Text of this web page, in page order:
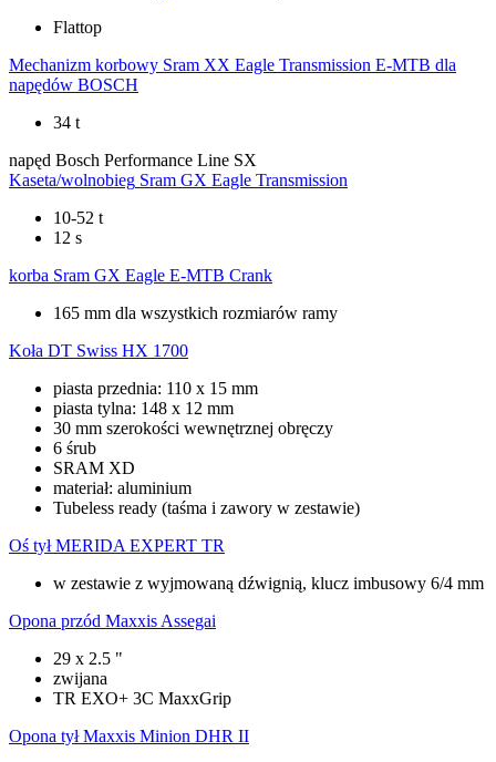
Flattop
Mechanizm korbowy Sram XX Eagle Transmission E-MTB dla
napędów BOSCH
34 t
napęd Bosch Performance Line SX
Kaseta/wolnobieg Sram GX Eagle Transmission
10-52 t
12 s
korba Sram GX Eagle E-MTB Crank
165 mm dla wszystkich rozmiarów ramy
Koła DT Swiss HX 1700
piasta przednia: 110 x 15 mm
piasta tylna: 148 x 12 mm
30 mm szerokości wewnętrznej obręczy
6 śrub
SRAM XD
materiał: aluminium
Tubeless ready (taśma i zawory w zestawie)
Oś tył MERIDA EXPERT TR
w zestawie z wyjmowaną dźwignią, klucz imbusowy 6/4 mm
Opona przód Maxxis Assegai
29 x 2.5 "
zwijana
TR EXO+ 3C MaxxGrip
Opona tył Maxxis Minion DHR II